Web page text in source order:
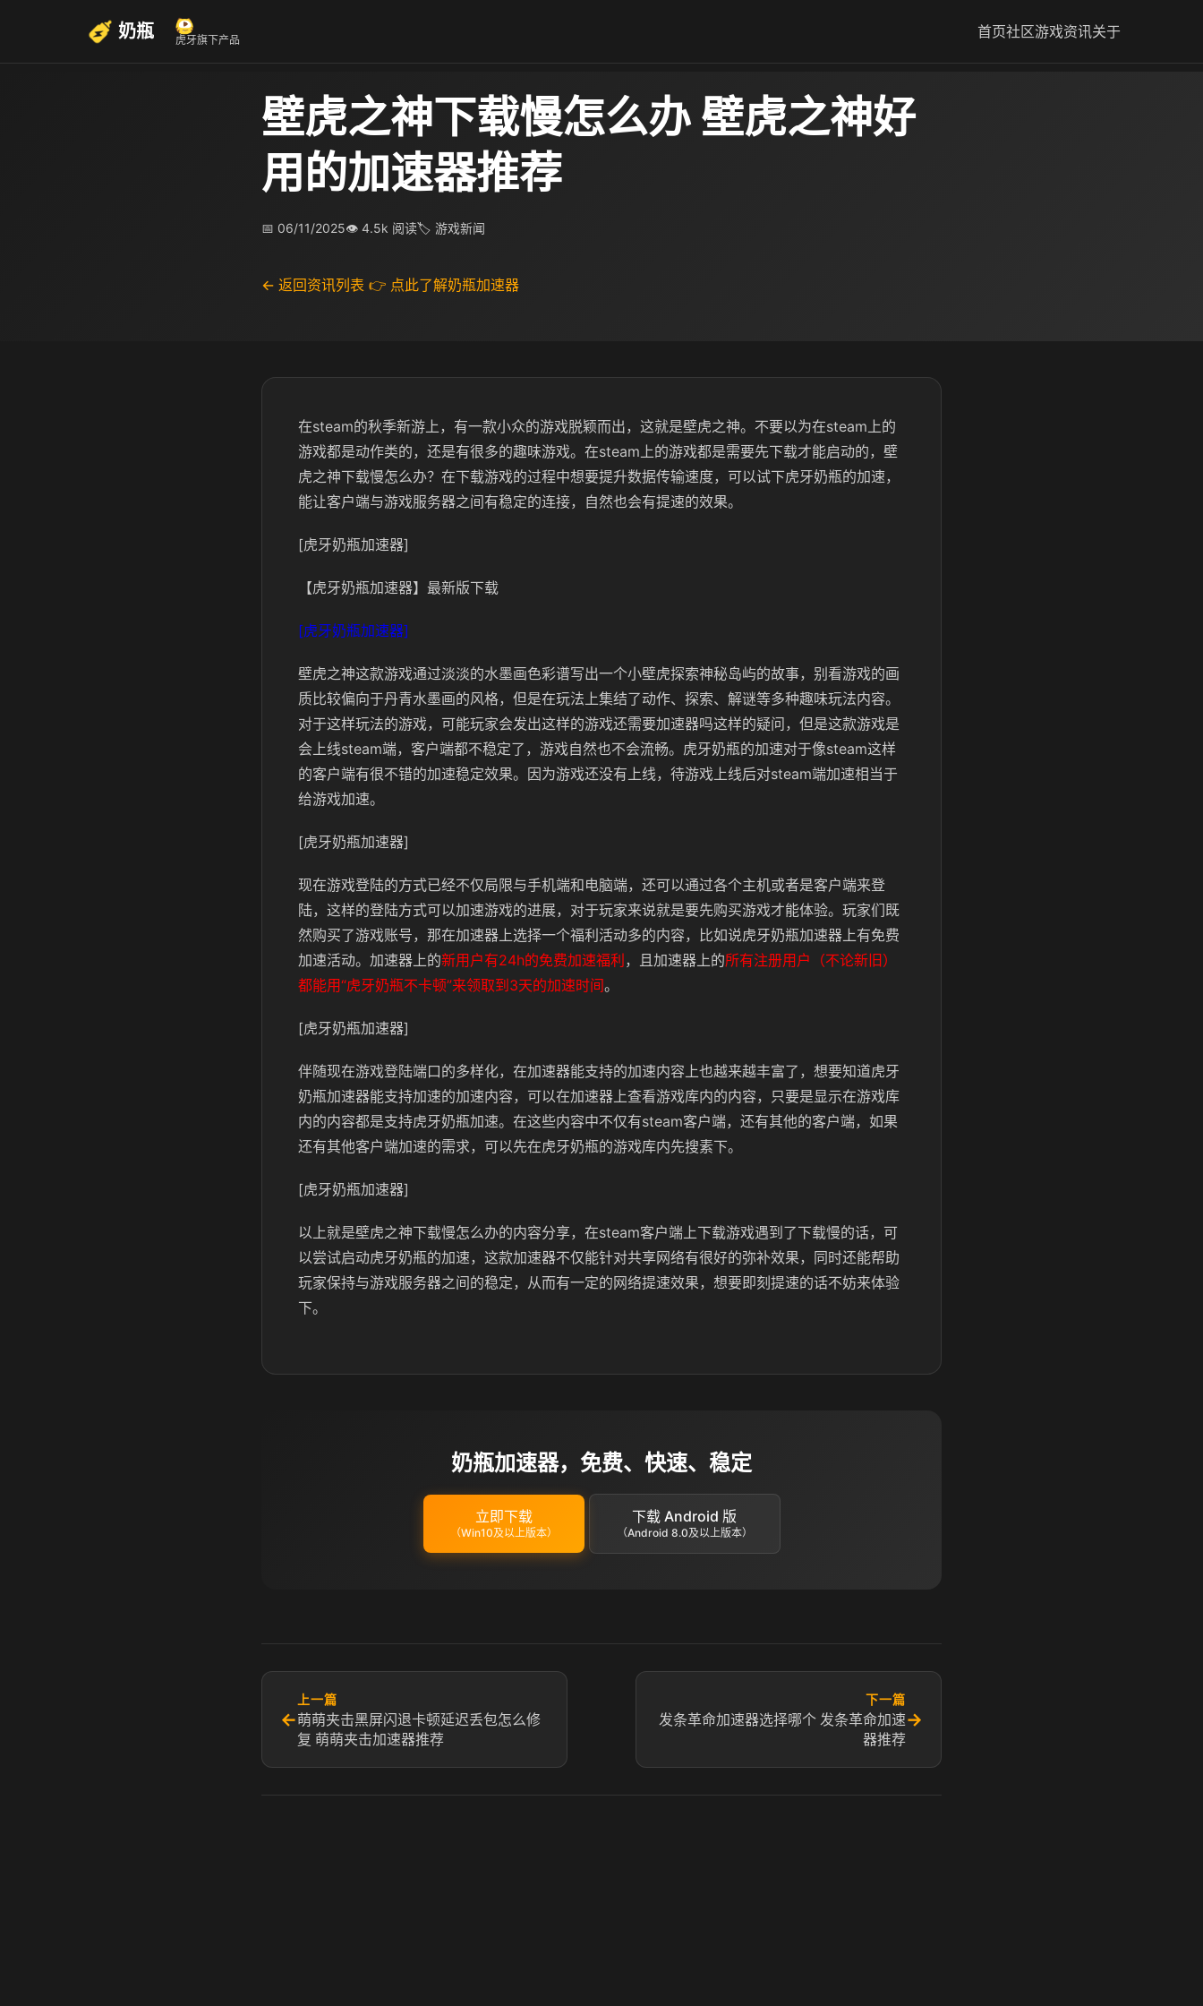
奶瓶 虎牙旗下产品 首页社区游戏资讯关于
壁虎之神下载慢怎么办 壁虎之神好
用的加速器推荐
📅 06/11/2025👁 4.5k 阅读🏷 游戏新闻
← 返回资讯列表 👉 点此了解奶瓶加速器
在steam的秋季新游上，有一款小众的游戏脱颖而出，这就是壁虎之神。不要以为在steam上的
游戏都是动作类的，还是有很多的趣味游戏。在steam上的游戏都是需要先下载才能启动的，壁
虎之神下载慢怎么办？在下载游戏的过程中想要提升数据传输速度，可以试下虎牙奶瓶的加速，
能让客户端与游戏服务器之间有稳定的连接，自然也会有提速的效果。
[虎牙奶瓶加速器]
【虎牙奶瓶加速器】最新版下载
[虎牙奶瓶加速器]
壁虎之神这款游戏通过淡淡的水墨画色彩谱写出一个小壁虎探索神秘岛屿的故事，别看游戏的画
质比较偏向于丹青水墨画的风格，但是在玩法上集结了动作、探索、解谜等多种趣味玩法内容。
对于这样玩法的游戏，可能玩家会发出这样的游戏还需要加速器吗这样的疑问，但是这款游戏是
会上线steam端，客户端都不稳定了，游戏自然也不会流畅。虎牙奶瓶的加速对于像steam这样
的客户端有很不错的加速稳定效果。因为游戏还没有上线，待游戏上线后对steam端加速相当于
给游戏加速。
[虎牙奶瓶加速器]
现在游戏登陆的方式已经不仅局限与手机端和电脑端，还可以通过各个主机或者是客户端来登
陆，这样的登陆方式可以加速游戏的进展，对于玩家来说就是要先购买游戏才能体验。玩家们既
然购买了游戏账号，那在加速器上选择一个福利活动多的内容，比如说虎牙奶瓶加速器上有免费
加速活动。加速器上的新用户有24h的免费加速福利 ，且加速器上的所有注册用户（不论新旧）
都能用“虎牙奶瓶不卡顿”来领取到3天的加速时间。
[虎牙奶瓶加速器]
伴随现在游戏登陆端口的多样化，在加速器能支持的加速内容上也越来越丰富了，想要知道虎牙
奶瓶加速器能支持加速的加速内容，可以在加速器上查看游戏库内的内容，只要是显示在游戏库
内的内容都是支持虎牙奶瓶加速。在这些内容中不仅有steam客户端，还有其他的客户端，如果
还有其他客户端加速的需求，可以先在虎牙奶瓶的游戏库内先搜素下。
[虎牙奶瓶加速器]
以上就是壁虎之神下载慢怎么办的内容分享，在steam客户端上下载游戏遇到了下载慢的话，可
以尝试启动虎牙奶瓶的加速，这款加速器不仅能针对共享网络有很好的弥补效果，同时还能帮助
玩家保持与游戏服务器之间的稳定，从而有一定的网络提速效果，想要即刻提速的话不妨来体验
下。
奶瓶加速器，免费、快速、稳定
立即下载
（Win10及以上版本）
下载 Android 版
（Android 8.0及以上版本）
←
上一篇
萌萌夹击黑屏闪退卡顿延迟丢包怎么修
复 萌萌夹击加速器推荐
下一篇
发条革命加速器选择哪个 发条革命加速
器推荐
→